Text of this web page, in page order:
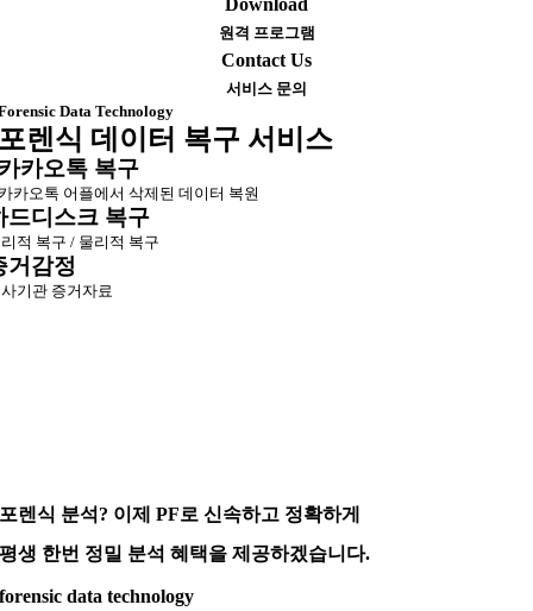
Download
원격 프로그램
Contact Us
서비스 문의
Data Technology
렌식 데이터 복구 서비스
카오톡 복구
카오톡 어플에서 삭제된 데이터 복원
드디스크 복구
적 복구 / 물리적 복구
거감정
기관 증거자료
포렌식 분석? 이제 PF로 신속하고 정확하게
평생 한번 정밀 분석 혜택을 제공하겠습니다.
forensic data technology